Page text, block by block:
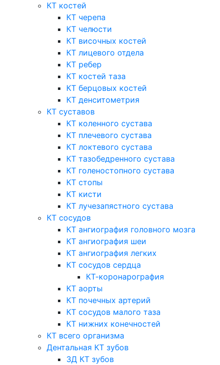
КТ костей
КТ черепа
КТ челюсти
КТ височных костей
КТ лицевого отдела
КТ ребер
КТ костей таза
КТ берцовых костей
КТ денситометрия
КТ суставов
КТ коленного сустава
КТ плечевого сустава
КТ локтевого сустава
КТ тазобедренного сустава
КТ голеностопного сустава
КТ стопы
КТ кисти
КТ лучезапястного сустава
КТ сосудов
КТ ангиография головного мозга
КТ ангиография шеи
КТ ангиография легких
КТ сосудов сердца
КТ-коронарография
КТ аорты
КТ почечных артерий
КТ сосудов малого таза
КТ нижних конечностей
КТ всего организма
Дентальная КТ зубов
3Д КТ зубов